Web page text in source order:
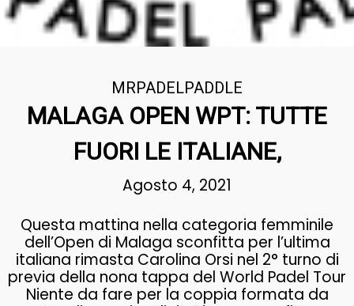
MRPADELPADDLE
MALAGA OPEN WPT: TUTTE
FUORI LE ITALIANE,
Agosto 4, 2021
Questa mattina nella categoria femminile
dell’Open di Malaga sconfitta per l’ultima
italiana rimasta Carolina Orsi nel 2° turno di
previa della nona tappa del World Padel Tour
Niente da fare per la coppia formata da